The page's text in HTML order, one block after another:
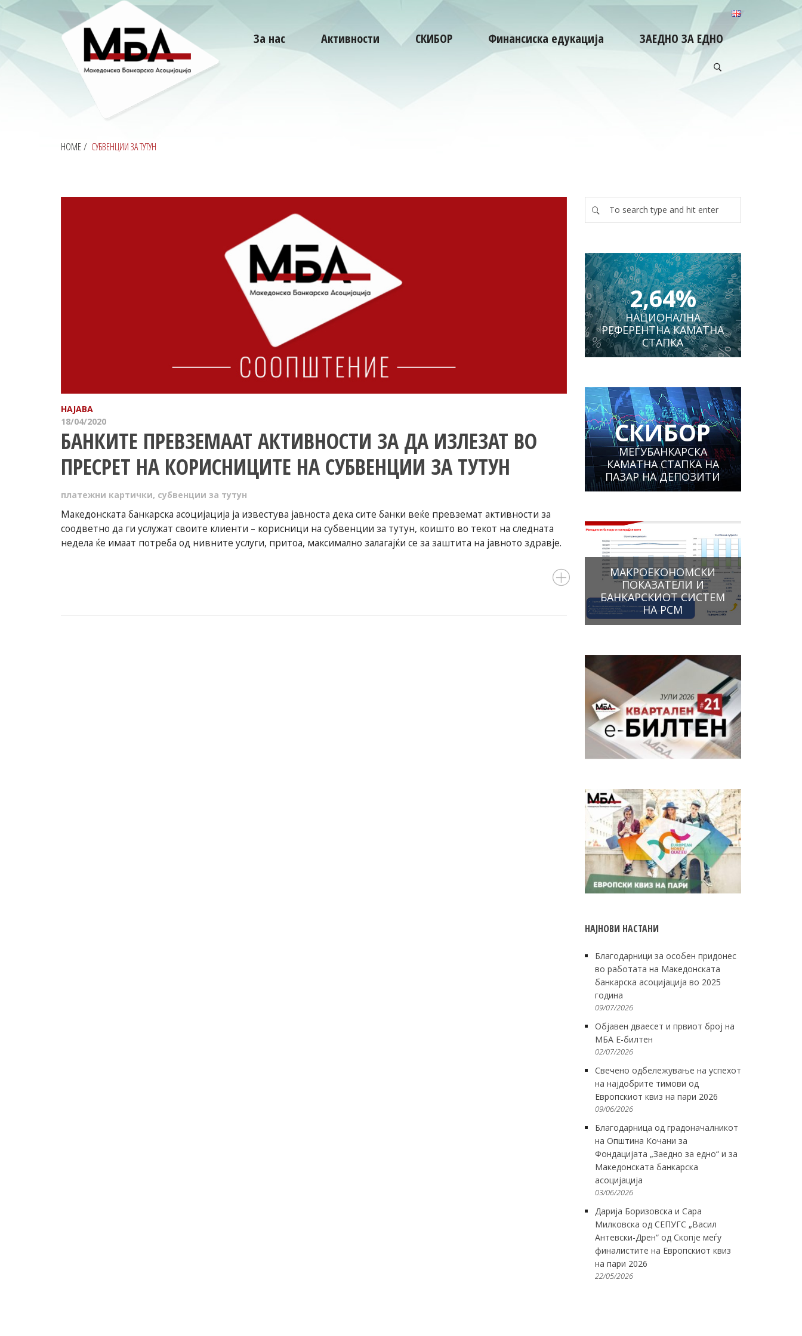
За нас Активности СКИБОР Финансиска едукација ЗАЕДНО ЗА ЕДНО
HOME/ СУБВЕНЦИИ ЗА ТУТУН
НАЈАВА
18/04/2020
БАНКИТЕ ПРЕВЗЕМААТ АКТИВНОСТИ ЗА ДА ИЗЛЕЗАТ ВО
ПРЕСРЕТ НА КОРИСНИЦИТЕ НА СУБВЕНЦИИ ЗА ТУТУН
платежни картички, субвенции за тутун
Македонската банкарска асоцијација ја известува јавноста дека сите банки веќе превземат активности за
соодветно да ги услужат своите клиенти – корисници на субвенции за тутун, коишто во текот на следната
недела ќе имаат потреба од нивните услуги, притоа, максимално залагајќи се за заштита на јавното здравје.
2,64%
НАЦИОНАЛНА
РЕФЕРЕНТНА КАМАТНА
СТАПКА
СКИБОР
МЕЃУБАНКАРСКА
КАМАТНА СТАПКА НА
ПАЗАР НА ДЕПОЗИТИ
МАКРОЕКОНОМСКИ
ПОКАЗАТЕЛИ И
БАНКАРСКИОТ СИСТЕМ
НА РСМ
НАЈНОВИ НАСТАНИ
Благодарници за особен придонес
во работата на Македонската
банкарска асоцијација во 2025
година
09/07/2026
Објавен дваесет и првиот број на
МБА Е-билтен
02/07/2026
Свечено одбележување на успехот
на најдобрите тимови од
Европскиот квиз на пари 2026
09/06/2026
Благодарница од градоначалникот
на Општина Кочани за
Фондацијата „Заедно за едно“ и за
Македонската банкарска
асоцијација
03/06/2026
Дарија Боризовска и Сара
Милковска од СЕПУГС „Васил
Антевски-Дрен“ од Скопје меѓу
финалистите на Европскиот квиз
на пари 2026
22/05/2026